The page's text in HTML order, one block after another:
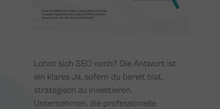
Lohnt sich SEO noch? Die Antwort ist
ein klares Ja, sofern du bereit bist,
strategisch zu investieren.
Unternehmen, die professionelle